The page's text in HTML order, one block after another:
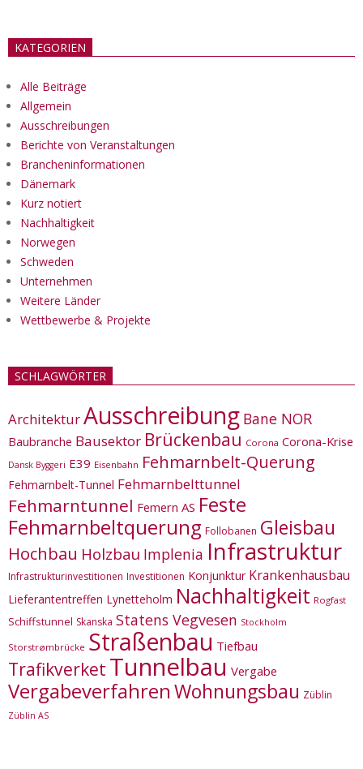
KATEGORIEN
Alle Beiträge
Allgemein
Ausschreibungen
Berichte von Veranstaltungen
Brancheninformationen
Dänemark
Kurz notiert
Nachhaltigkeit
Norwegen
Schweden
Unternehmen
Weitere Länder
Wettbewerbe & Projekte
SCHLAGWÖRTER
ArchitekturAusschreibung Bane NOR
Baubranche Bausektor Brückenbau Corona Corona-Krise
Dansk Byggeri E39 Eisenbahn Fehmarnbelt-Querung
Fehmarnbelt-Tunnel Fehmarnbelttunnel
Fehmarntunnel Femern AS Feste
Fehmarnbeltquerung Follobanen Gleisbau
Hochbau Holzbau Implenia Infrastruktur
Infrastrukturinvestitionen Investitionen Konjunktur Krankenhausbau
Lieferantentreffen Lynetteholm Nachhaltigkeit Rogfast
Schiffstunnel Skanska Statens Vegvesen Stockholm
Storstrømbrücke Straßenbau Tiefbau
Trafikverket Tunnelbau Vergabe
VergabeverfahrenWohnungsbau Züblin
Züblin AS